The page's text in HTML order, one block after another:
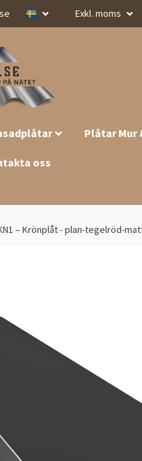
Exkl. moms
Plåtar Mur
oss
– Krönplåt - plan-tegelröd-